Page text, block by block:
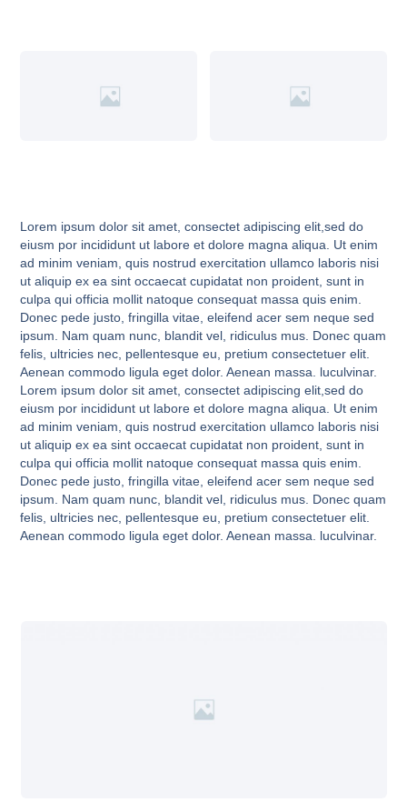
Lorem ipsum dolor sit amet, consectet adipiscing elit,sed do
eiusm por incididunt ut labore et dolore magna aliqua. Ut enim
ad minim veniam, quis nostrud exercitation ullamco laboris nisi
ut aliquip ex ea sint occaecat cupidatat non proident, sunt in
culpa qui officia mollit natoque consequat massa quis enim.
Donec pede justo, fringilla vitae, eleifend acer sem neque sed
ipsum. Nam quam nunc, blandit vel, ridiculus mus. Donec quam
felis, ultricies nec, pellentesque eu, pretium consectetuer elit.
Aenean commodo ligula eget dolor. Aenean massa. luculvinar.
Lorem ipsum dolor sit amet, consectet adipiscing elit,sed do
eiusm por incididunt ut labore et dolore magna aliqua. Ut enim
ad minim veniam, quis nostrud exercitation ullamco laboris nisi
ut aliquip ex ea sint occaecat cupidatat non proident, sunt in
culpa qui officia mollit natoque consequat massa quis enim.
Donec pede justo, fringilla vitae, eleifend acer sem neque sed
ipsum. Nam quam nunc, blandit vel, ridiculus mus. Donec quam
felis, ultricies nec, pellentesque eu, pretium consectetuer elit.
Aenean commodo ligula eget dolor. Aenean massa. luculvinar.